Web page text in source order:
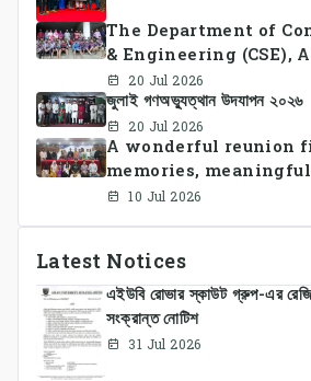
The Department of
& Engineering (CSE),
University of
successfully organized
Sports Day 2026,
students and faculty
vibrant celebration of
teamwork, and unity.
20 Jul 2026
জুলাই গণঅভ্যুত্থান উদযাপন ২০২৬
20 Jul 2026
A wonderful reunion
memories,
and lasting
10 Jul 2026
Latest Notices
এইউবি রোভার স্কাউট গ্রুপ-এর
সংক্রান্ত নোটিশ
31 Jul 2026